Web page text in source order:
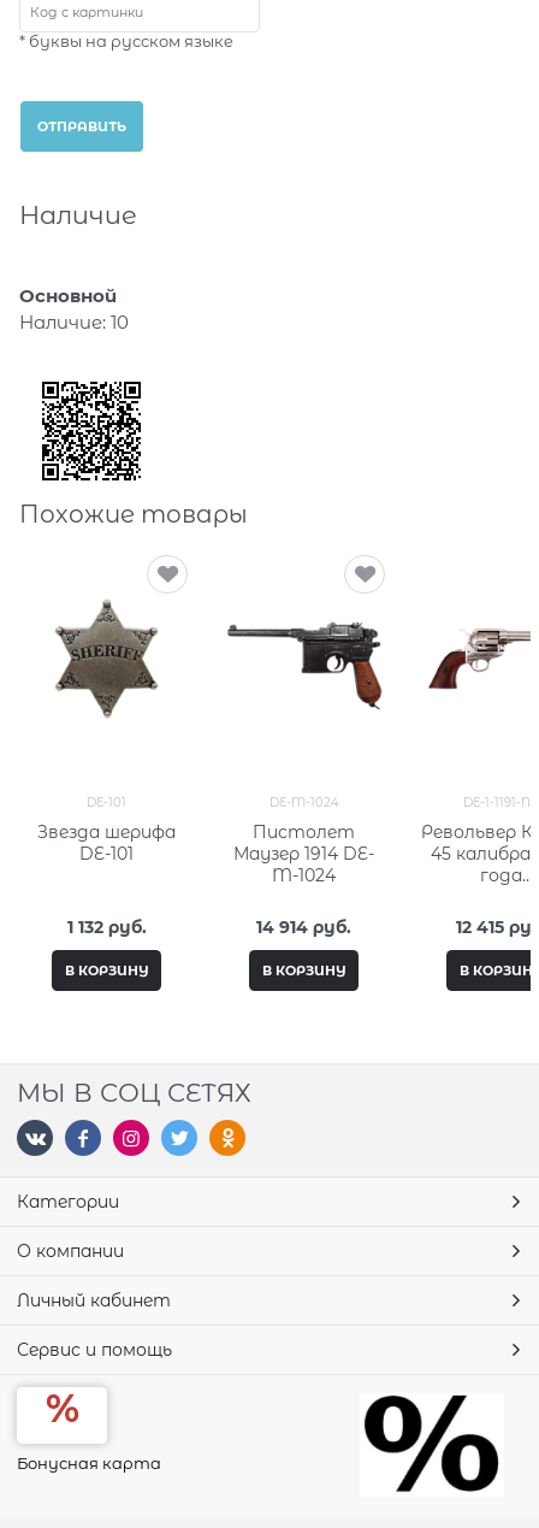
* буквы на русском языке
Наличие
Основной
Наличие: 10
Похожие товары
DE-101
Звезда шерифа
DE-101
1 132 руб.
В КОРЗИНУ
DE-M-1024
Пистолет
Маузер 1914 DE-
M-1024
14 914 руб.
В КОРЗИНУ
DE-1-1191-NQ
Револьвер
45 калибра
года
DE-1-1191-
12 415
В
МЫ В СОЦ СЕТЯХ
Категории
О компании
Личный кабинет
Сервис и помощь
Бонусная карта